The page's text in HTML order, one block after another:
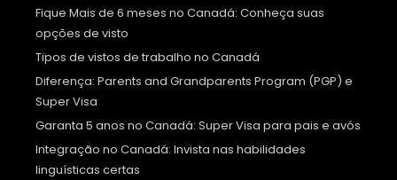
Fique Mais de 6 meses no Canadá: Conheça suas
opções de visto
Tipos de vistos de trabalho no Canadá
Diferença: Parents and Grandparents Program (PGP) e
Super Visa
Garanta 5 anos no Canadá: Super Visa para pais e avós
Integração no Canadá: Invista nas habilidades
linguísticas certas